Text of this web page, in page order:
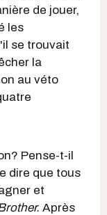
de jouer,
les
se trouvait
la
au véto
Pense-t-il
dire que tous
et
Après